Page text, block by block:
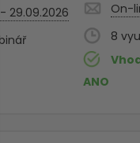
- 29.09.2026
On-
8
ANO